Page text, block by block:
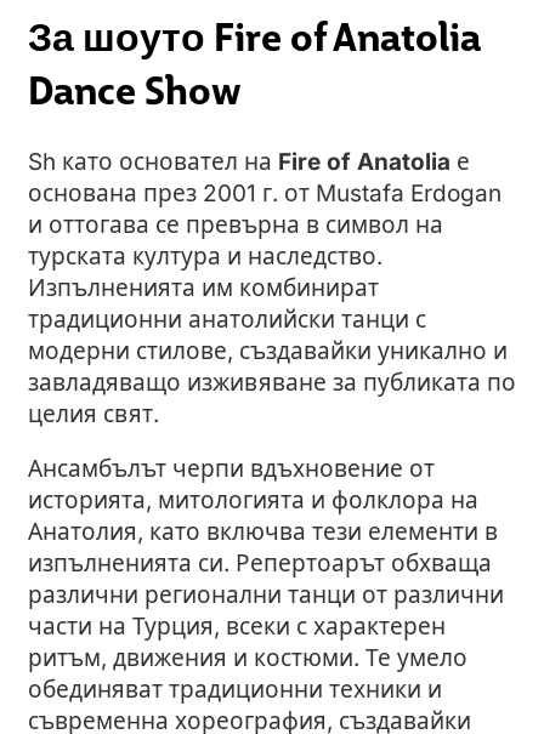
За шоуто Fire of Anatolia
Dance Show
Sh като основател на Fire of Anatolia е
основана през 2001 г. от Mustafa Erdogan
и оттогава се превърна в символ на
турската култура и наследство.
Изпълненията им комбинират
традиционни анатолийски танци с
модерни стилове, създавайки уникално и
завладяващо изживяване за публиката по
целия свят.
Ансамбълът черпи вдъхновение от
историята, митологията и фолклора на
Анатолия, като включва тези елементи в
изпълненията си. Репертоарът обхваща
различни регионални танци от различни
части на Турция, всеки с характерен
ритъм, движения и костюми. Те умело
обединяват традиционни техники и
съвременна хореография, създавайки